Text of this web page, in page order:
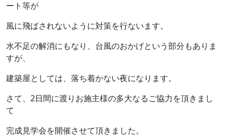
ート等が
風に飛ばされないように対策を行ないます。
水不足の解消にもなり、台風のおかげという部分もありま
すが、
建築屋としては、落ち着かない夜になります。
さて、2日間に渡りお施主様の多大なるご協力を頂きまし
て
完成見学会を開催させて頂きました。